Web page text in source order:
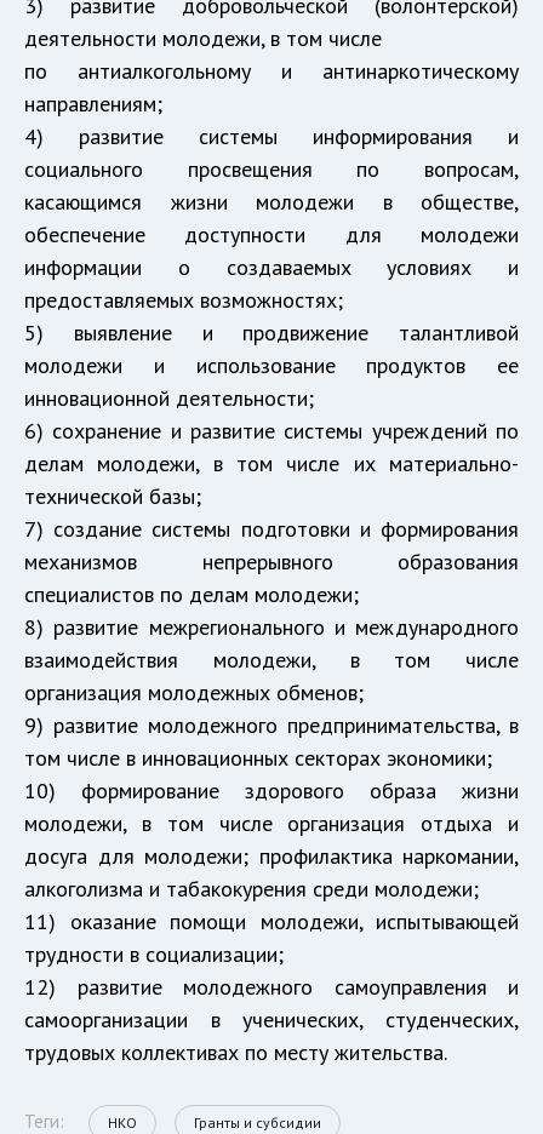
деятельности молодежи, в том числе
по антиалкогольному и антинаркотическому
направлениям;
4) развитие системы информирования и
социального просвещения по вопросам,
касающимся жизни молодежи в обществе,
обеспечение доступности для молодежи
информации о создаваемых условиях и
предоставляемых возможностях;
5) выявление и продвижение талантливой
молодежи и использование продуктов ее
инновационной деятельности;
6) сохранение и развитие системы учреждений по
делам молодежи, в том числе их материально-
технической базы;
7) создание системы подготовки и формирования
механизмов непрерывного образования
специалистов по делам молодежи;
8) развитие межрегионального и международного
взаимодействия молодежи, в том числе
организация молодежных обменов;
9) развитие молодежного предпринимательства, в
том числе в инновационных секторах экономики;
10) формирование здорового образа жизни
молодежи, в том числе организация отдыха и
досуга для молодежи; профилактика наркомании,
алкоголизма и табакокурения среди молодежи;
11) оказание помощи молодежи, испытывающей
трудности в социализации;
12) развитие молодежного самоуправления и
самоорганизации в ученических, студенческих,
трудовых коллективах по месту жительства.
Теги: НКО Гранты и субсидии